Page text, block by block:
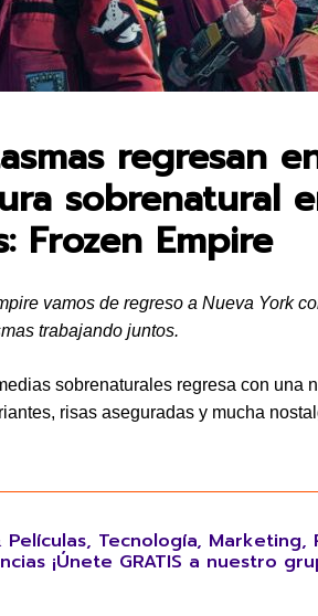
regresan
sobrenatural
Frozen Empire
vamos de regreso a Nueva York
trabajando juntos.
sobrenaturales regresa con una
risas aseguradas y mucha
Películas, Tecnología, Marketing,
¡Únete GRATIS a nuestro